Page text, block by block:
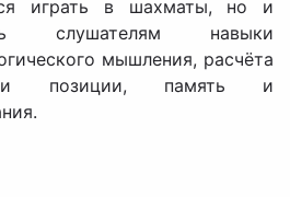
играть в шахматы, но и
слушателям навыки
мышления, расчёта
позиции, память и